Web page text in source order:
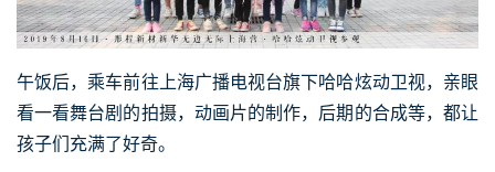
午饭后，乘车前往上海广播电视台旗下哈哈炫动卫视，亲眼
看一看舞台剧的拍摄，动画片的制作，后期的合成等，都让
孩子们充满了好奇。